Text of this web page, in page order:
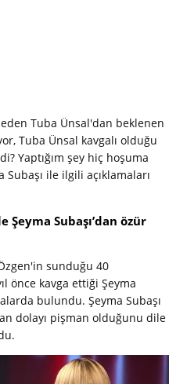
eden Tuba Ünsal'dan beklenen
Tuba Ünsal kavgalı olduğu
Yaptığım şey hiç hoşuma
Subaşı ile ilgili açıklamaları
Subaşı’dan özür
sunduğu 40
önce kavga ettiği Şeyma
bulundu. Şeyma Subaşı
dolayı pişman olduğunu dile